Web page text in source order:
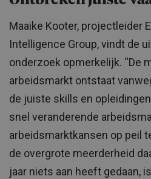
Maaike Kooter, projectleider
Intelligence Group, vindt de
onderzoek opmerkelijk. “De
arbeidsmarkt ontstaat
de juiste skills en
snel veranderende
arbeidsmarktkansen op peil
de overgrote meerderheid
jaar niets aan heeft gedaan,